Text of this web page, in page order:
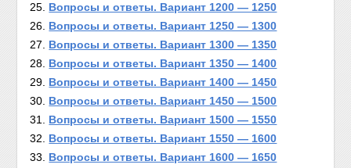
Вопросы и ответы. Вариант 1200 — 1250
Вопросы и ответы. Вариант 1250 — 1300
Вопросы и ответы. Вариант 1300 — 1350
Вопросы и ответы. Вариант 1350 — 1400
Вопросы и ответы. Вариант 1400 — 1450
Вопросы и ответы. Вариант 1450 — 1500
Вопросы и ответы. Вариант 1500 — 1550
Вопросы и ответы. Вариант 1550 — 1600
Вопросы и ответы. Вариант 1600 — 1650